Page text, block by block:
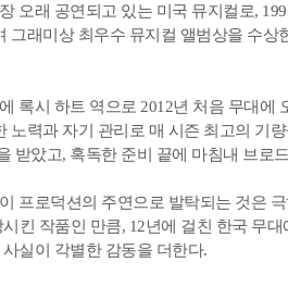
오래 공연되고 있는 미국 뮤지컬로,
그래미상 최우수 뮤지컬 앨범상을 수상
록시 하트 역으로 2012년 처음 무대에
노력과 자기 관리로 매 시즌 최고의 기
받았고, 혹독한 준비 끝에 마침내 브로
프로덕션의 주연으로 발탁되는 것은
킨 작품인 만큼, 12년에 걸친 한국 무
실이 각별한 감동을 더한다.